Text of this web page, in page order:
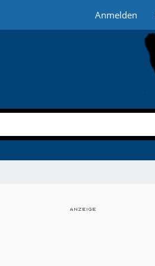
Anmelden